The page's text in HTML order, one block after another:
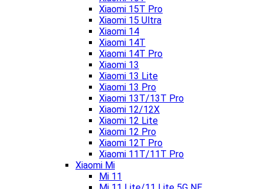
Xiaomi 15T Pro
Xiaomi 15 Ultra
Xiaomi 14
Xiaomi 14T
Xiaomi 14T Pro
Xiaomi 13
Xiaomi 13 Lite
Xiaomi 13 Pro
Xiaomi 13T/13T Pro
Xiaomi 12/12X
Xiaomi 12 Lite
Xiaomi 12 Pro
Xiaomi 12T Pro
Xiaomi 11T/11T Pro
Xiaomi Mi
Mi 11